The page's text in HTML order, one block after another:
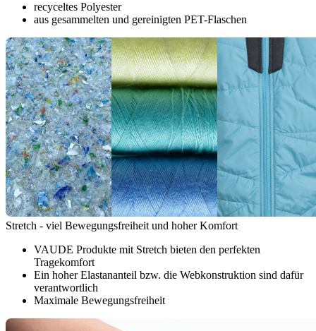
recyceltes Polyester
aus gesammelten und gereinigten PET-Flaschen
Stretch - viel Bewegungsfreiheit und hoher Komfort
VAUDE Produkte mit Stretch bieten den perfekten
Tragekomfort
Ein hoher Elastananteil bzw. die Webkonstruktion sind dafür
verantwortlich
Maximale Bewegungsfreiheit